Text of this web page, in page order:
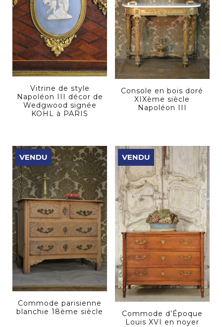
Vitrine de style
Napoléon III décor de
Wedgwood signée
KOHL à PARIS
Console en bois doré
XIXème siècle
Napoléon III
VENDU
Commode parisienne
blanchie 18ème siècle
VENDU
Commode d’Époque
Louis XVI en noyer